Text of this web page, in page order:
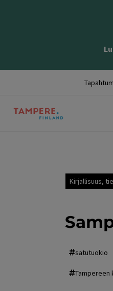
Kirjallisuus,
satutuokio
Tampereen